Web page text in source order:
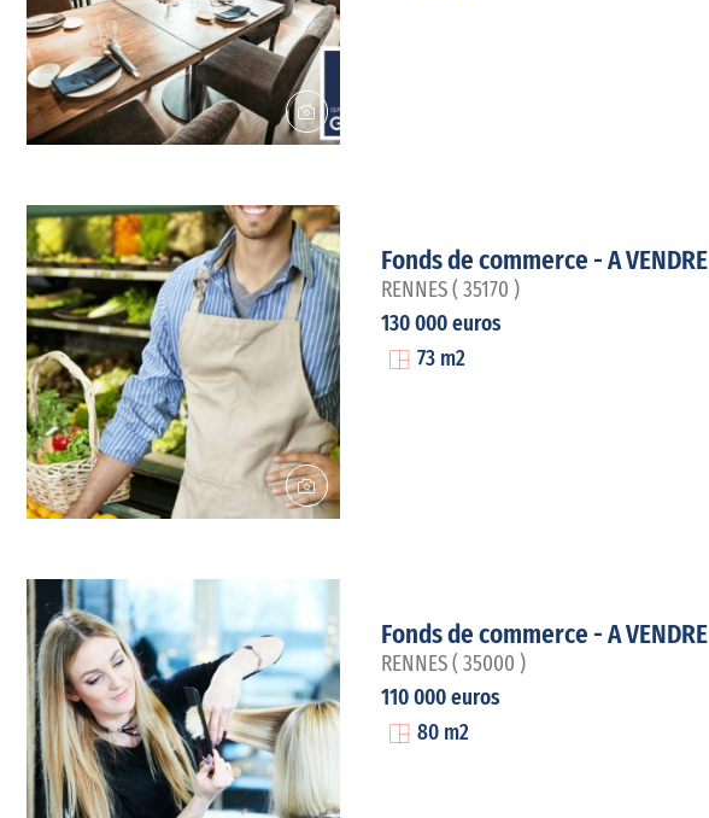
Fonds de commerce - A VENDRE
RENNES ( 35170 )
130 000 euros
73 m2
Fonds de commerce - A VENDRE
RENNES ( 35000 )
110 000 euros
80 m2